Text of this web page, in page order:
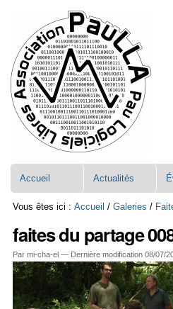
contenu.
Aller
à
la
navigation
Accueil Actualités
Vous êtes ici : Accueil /Galeries /
faites du partage
Par mi-cha-el — Dernière modification 08/07/